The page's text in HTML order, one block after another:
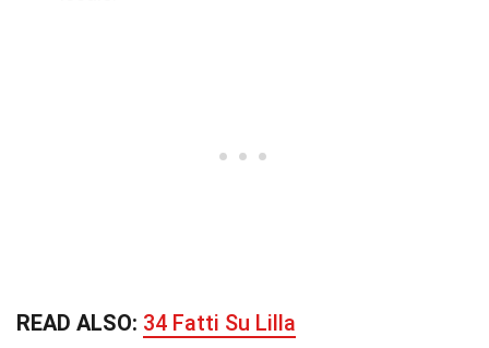
READ ALSO: 34 Fatti Su Lilla